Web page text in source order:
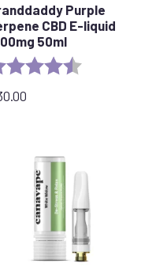
Purple
CBD E-liquid
50ml